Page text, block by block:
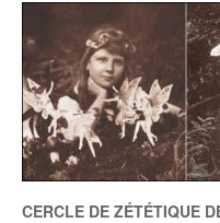
CERCLE DE ZÉTÉTIQUE